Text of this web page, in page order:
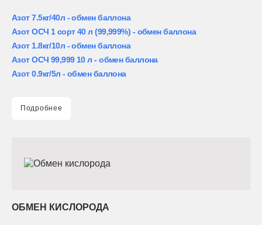
Азот 7.5кг/40л - обмен баллона
Азот ОСЧ 1 сорт 40 л (99,999%) - обмен баллона
Азот 1.8кг/10л - обмен баллона
Азот ОСЧ 99,999 10 л - обмен баллона
Азот 0.9кг/5л - обмен баллона
Подробнее
ОБМЕН КИСЛОРОДА